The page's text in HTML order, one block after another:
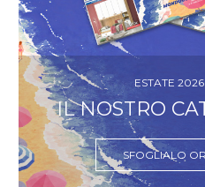
ESTATE 2026
IL NOSTRO
SFOGLIALO